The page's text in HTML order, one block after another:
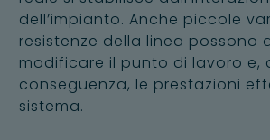
dell’impianto. Anche piccole
resistenze della linea possono
modificare il punto di lavoro e,
conseguenza, le prestazioni
sistema.